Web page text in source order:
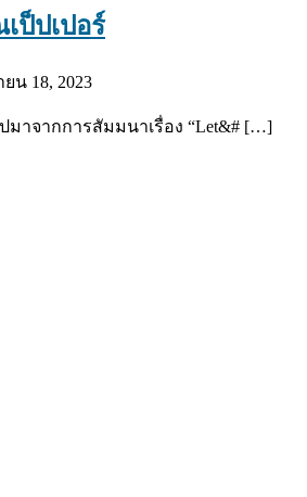
ป็ปเปอร์
น 18, 2023
าจากการสัมมนาเรื่อง “Let&# […]